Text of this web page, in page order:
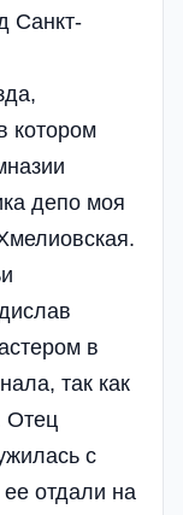
Санкт-
котором
депо моя
в
так как
Отец
с
отдали на